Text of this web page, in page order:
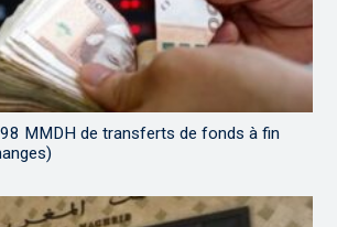
MMDH de transferts de fonds à fin